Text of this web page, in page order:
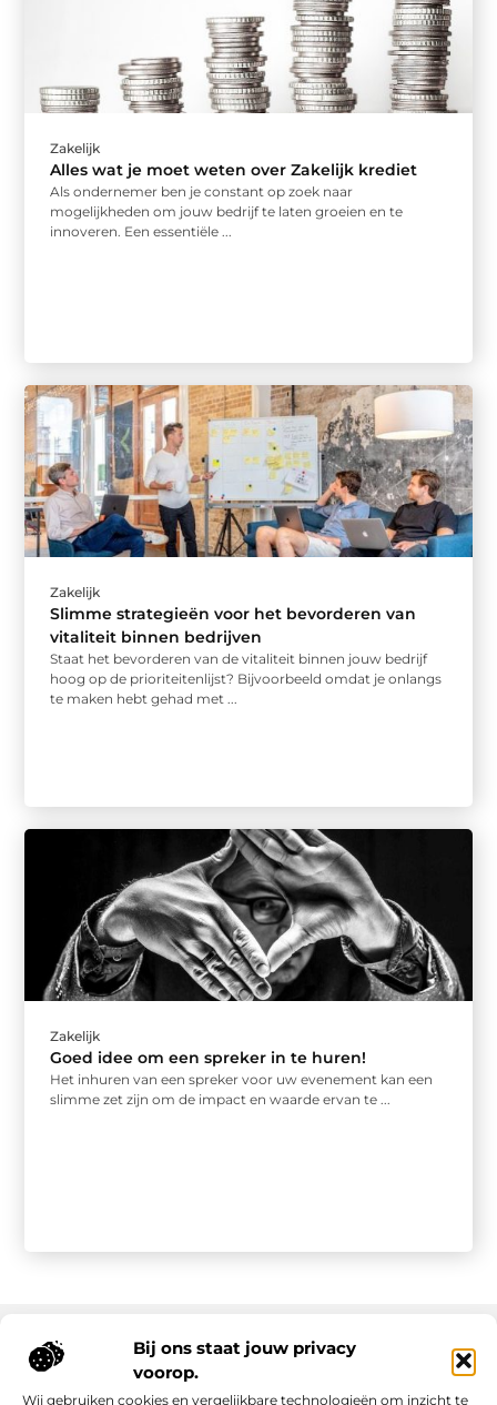
Bij ons staat jouw privacy
voorop.
Wij gebruiken cookies en vergelijkbare technologieën om inzicht te
Zakelijk
Alles wat je moet weten over Zakelijk krediet
Als ondernemer ben je constant op zoek naar
mogelijkheden om jouw bedrijf te laten groeien en te
innoveren. Een essentiële ...
Zakelijk
Slimme strategieën voor het bevorderen van
vitaliteit binnen bedrijven
Staat het bevorderen van de vitaliteit binnen jouw bedrijf
hoog op de prioriteitenlijst? Bijvoorbeeld omdat je onlangs
te maken hebt gehad met ...
Zakelijk
Goed idee om een spreker in te huren!
Het inhuren van een spreker voor uw evenement kan een
slimme zet zijn om de impact en waarde ervan te ...
Onze informatie